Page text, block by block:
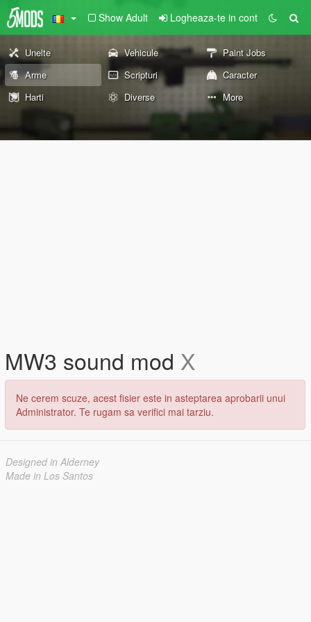
Show Adult Logheaza-te in cont
Unelte Vehicule
Paint Jobs
Arme
Scripturi
Caracter
Harti
Diverse More
MW3 sound mod X
Ne cerem scuze, acest fisier este in asteptarea aprobarii unui
Administrator. Te rugam sa verifici mai tarziu.
Designed in Alderney
Made in Los Santos